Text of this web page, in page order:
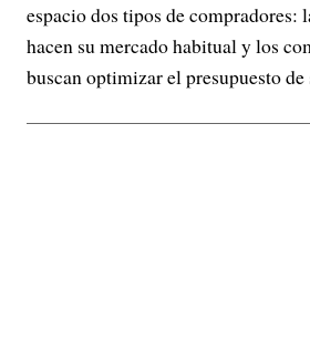
espacio dos tipos de compradores:
hacen su mercado habitual y los
buscan optimizar el presupuesto de